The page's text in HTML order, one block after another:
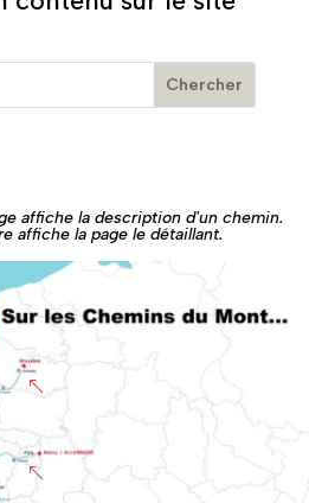
affiche la description d'un chemin.
affiche la page le détaillant.
%
%